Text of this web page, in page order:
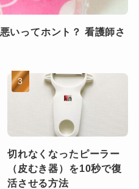
いってホント？ 看護師さ
切れなくなったピーラー
（皮むき器）を10秒で復
活させる方法